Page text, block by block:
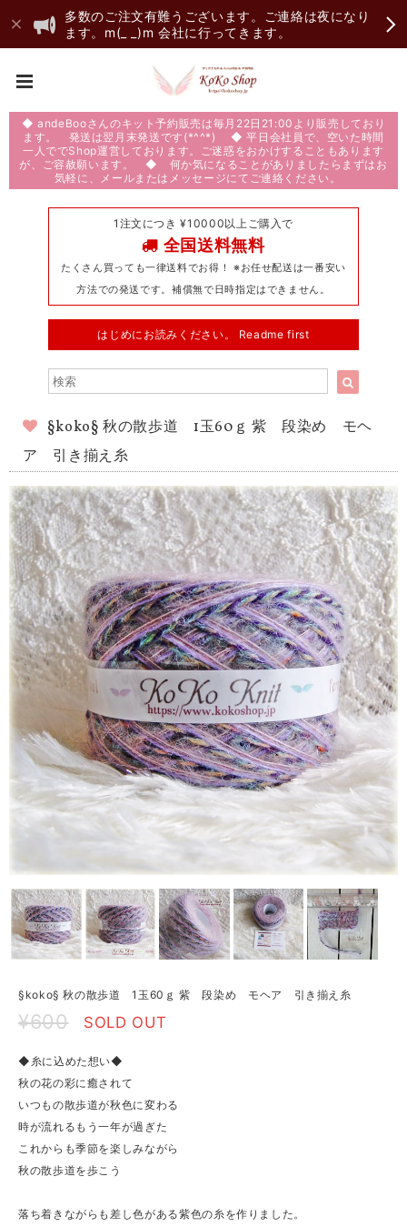
多数のご注文有難うございます。ご連絡は夜になり
ます。m(_ _)m 会社に行ってきます。
◆ andeBooさんのキット予約販売は毎月22日21:00より販売しており
ます。 発送は翌月末発送です(*^^*) ◆ 平日会社員で、空いた時間
一人ででShop運営しております。ご迷惑をおかけすることもあります
が、ご容赦願います。 ◆ 何か気になることがありましたらまずはお
気軽に、メールまたはメッセージにてご連絡ください。
1注文につき ¥10000以上ご購入で
全国送料無料
たくさん買っても一律送料でお得！ ※お任せ配送は一番安い
方法での発送です。補償無で日時指定はできません。
はじめにお読みください。 Readme first
§koko§ 秋の散歩道 1玉60ｇ 紫 段染め モヘ
ア 引き揃え糸
§koko§ 秋の散歩道 1玉60ｇ 紫 段染め モヘア 引き揃え糸
¥600 SOLD OUT
◆糸に込めた想い◆
秋の花の彩に癒されて
いつもの散歩道が秋色に変わる
時が流れるもう一年が過ぎた
これからも季節を楽しみながら
秋の散歩道を歩こう
落ち着きながらも差し色がある紫色の糸を作りました。